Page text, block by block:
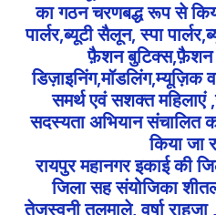
का गठन चरणबद्ध रूप से
पार्लर,ब्यूटी सैलून, स्पा
फ़ैशन बुटिक्स,फ़ैशन
डिज़ाइनिंग,मॉडलिंग,म्यूज़िक
समर्थ एवं सशक्त
सदस्यता अभियान संचालित
किया जा
रायपुर महानगर इकाई की
जिला सह संयोजिका शीतल
तेजस्वनी तलमाले, वर्षा राहुजा